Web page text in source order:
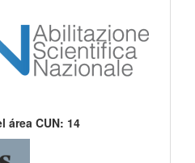
área CUN: 14